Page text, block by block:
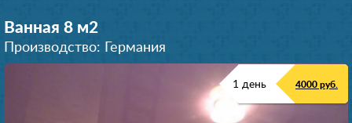
Ванная 8 м2
Производство: Германия
1 день 4000 руб.